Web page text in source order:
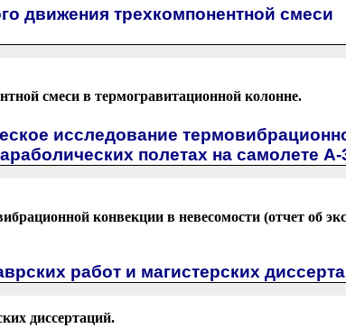
движения трехкомпонентной смеси
смеси в термогравитационной колонне.
исследование
полетах на самолете А-
конвекции в невесомости (отчет об
работ и магистерских
диссертаций.